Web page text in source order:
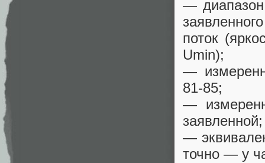
—
поток
Umin);
—
81-85;
—
заявленной;
—
точно — у